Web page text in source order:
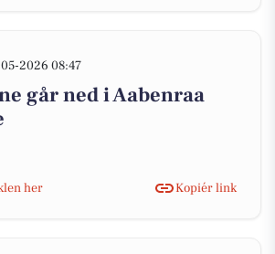
2026 08:47
går ned i Aabenraa
her
Kopiér link